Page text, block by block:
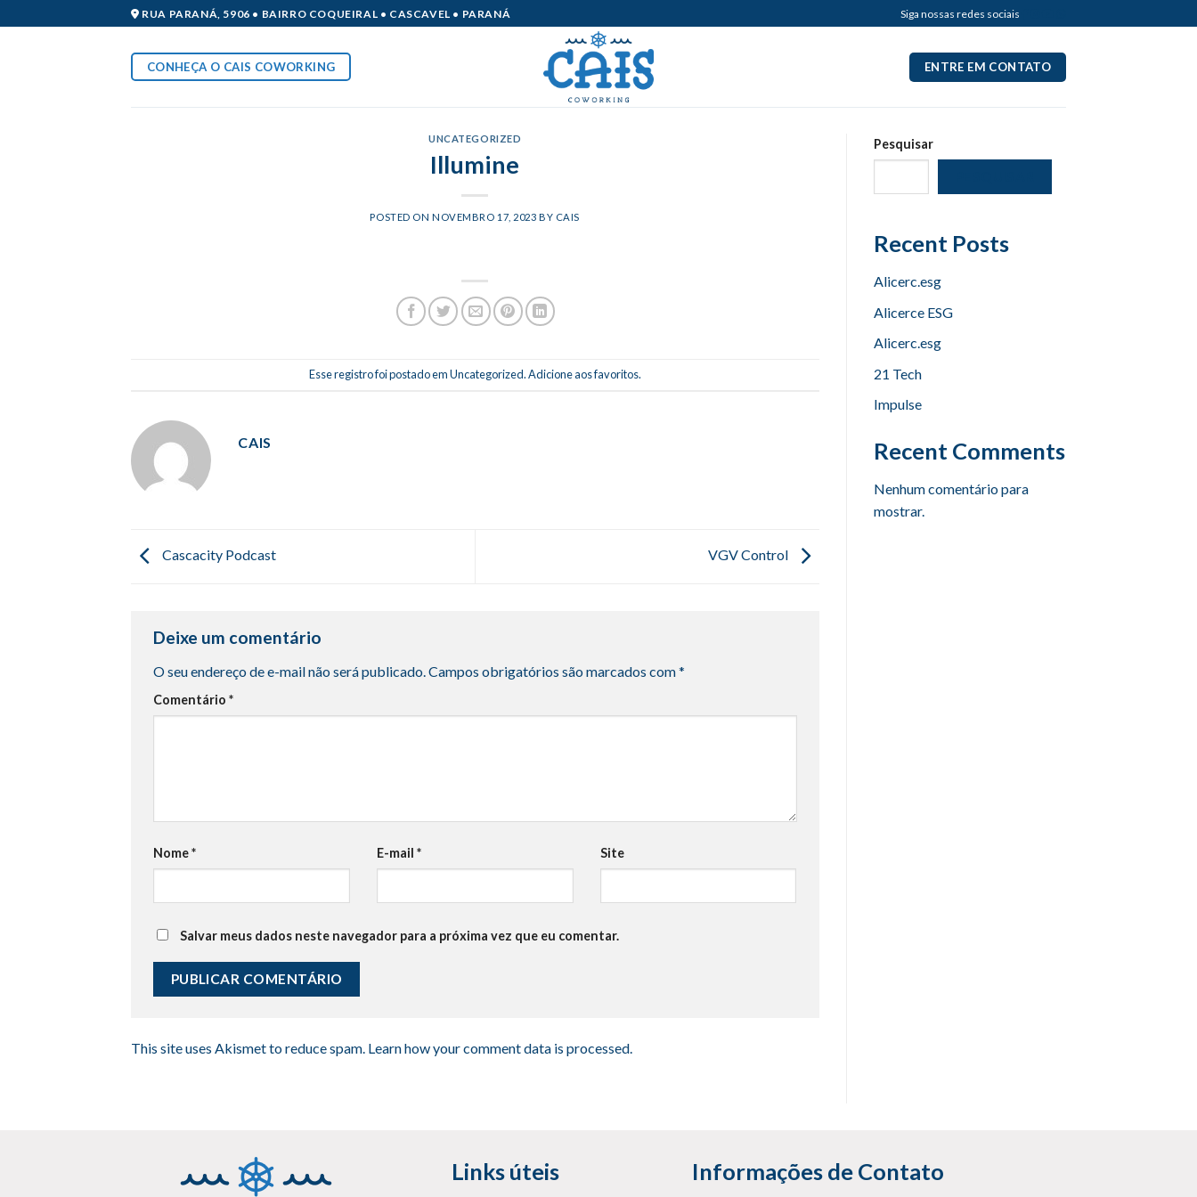
to
RUA PARANÁ, 5906 • BAIRRO COQUEIRAL • CASCAVEL • PARANÁ Siga nossas redes sociais
CONHEÇA O CAIS COWORKING ENTRE EM CONTATO
UNCATEGORIZED
Illumine
POSTED ONNOVEMBRO 17, 2023 BY CAIS
Esse registro foi postado emUncategorized.Adicione aos favoritos.
CAIS
Cascacity Podcast VGV Control
Deixe um comentário
O seu endereço de e-mail não será publicado. Campos obrigatórios são marcados com*
Comentário *
Nome* E-mail * Site
Salvar meus dados neste navegador para a próxima vez que eu comentar.
This site uses Akismet to reduce spam. Learn how your comment data is processed
Pesquisar
Recent Posts
Alicerc.esg
Alicerce ESG
Alicerc.esg
21 Tech
Impulse
Recent Comments
Nenhum comentário para
mostrar.
Links úteis Informações de Contato